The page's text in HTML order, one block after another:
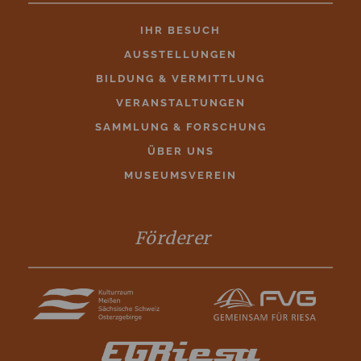
IHR BESUCH
AUSSTELLUNGEN
BILDUNG & VERMITTLUNG
VERANSTALTUNGEN
SAMMLUNG & FORSCHUNG
ÜBER UNS
MUSEUMSVEREIN
Förderer